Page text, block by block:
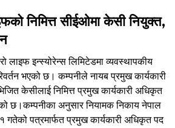
निमित्त सीईओमा केसी नियुक्त,
लाइफ इन्स्योरेन्स लिमिटेडमा व्यवस्थापकीय
भएको छ। कम्पनीले नायब प्रमुख कार्यकारी
केसीलाई निमित्त प्रमुख कार्यकारी अधिकृत
छ।कम्पनीका अनुसार नियामक निकाय नेपाल
गतेको पत्रमार्फत प्रमुख कार्यकारी अधिकृत पद